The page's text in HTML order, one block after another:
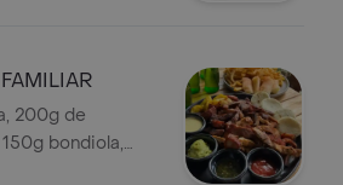
200g de
bondiola,
120g